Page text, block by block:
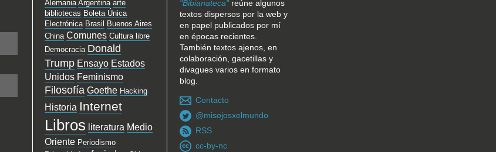
Alemania Argentina arte
bibliotecas Boleta Única
Electrónica Brasil
Buenos Aires
China Comunes Cultura libre
Democracia Donald
Trump Ensayo Estados
Unidos Feminismo
Filosofía Goethe Hacking
Historia Internet
Libros literatura Medio
Oriente Periodismo
"Bibianateca"reúne algunos
textos dispersos por la web y
en papel publicados por mí
en épocas recientes.
También textos ajenos, en
colaboración, gacetillas y
divagues varios en formato
blog.
Contacto
@misojosxelmundo
RSS
cc-by-nc